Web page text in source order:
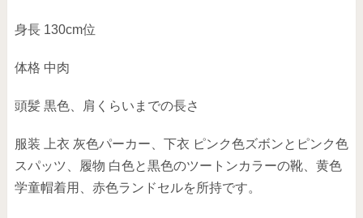
身長 130cm位
体格 中肉
頭髪 黒色、肩くらいまでの長さ
服装 上衣 灰色パーカー、下衣 ピンク色ズボンとピンク色
スパッツ、履物 白色と黒色のツートンカラーの靴、黄色
学童帽着用、赤色ランドセルを所持です。